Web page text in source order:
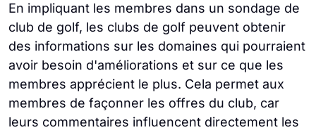
En impliquant les membres dans un sondage de
club de golf, les clubs de golf peuvent obtenir
des informations sur les domaines qui pourraient
avoir besoin d'améliorations et sur ce que les
membres apprécient le plus. Cela permet aux
membres de façonner les offres du club, car
leurs commentaires influencent directement les